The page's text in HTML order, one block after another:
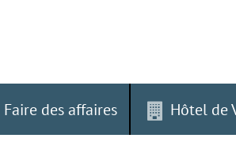
Faire des affaires Hôtel de